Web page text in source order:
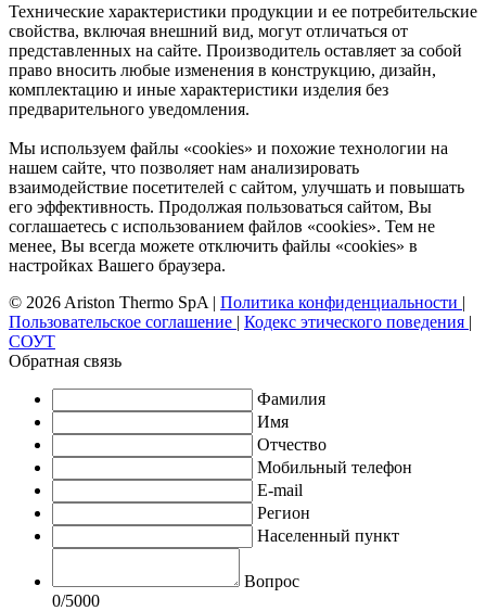
Технические характеристики продукции и ее потребительские
свойства, включая внешний вид, могут отличаться от
представленных на сайте. Производитель оставляет за собой
право вносить любые изменения в конструкцию, дизайн,
комплектацию и иные характеристики изделия без
предварительного уведомления.
Мы используем файлы «cookies» и похожие технологии на
нашем сайте, что позволяет нам анализировать
взаимодействие посетителей с сайтом, улучшать и повышать
его эффективность. Продолжая пользоваться сайтом, Вы
соглашаетесь с использованием файлов «cookies». Тем не
менее, Вы всегда можете отключить файлы «cookies» в
настройках Вашего браузера.
© 2026 Ariston Thermo SpA | Политика конфиденциальности |
Пользовательское соглашение | Кодекс этического поведения |
СОУТ
Обратная связь
Фамилия
Имя
Отчество
Мобильный телефон
E-mail
Регион
Населенный пункт
Вопрос
0/5000